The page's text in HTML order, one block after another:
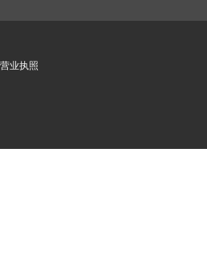
营业执照